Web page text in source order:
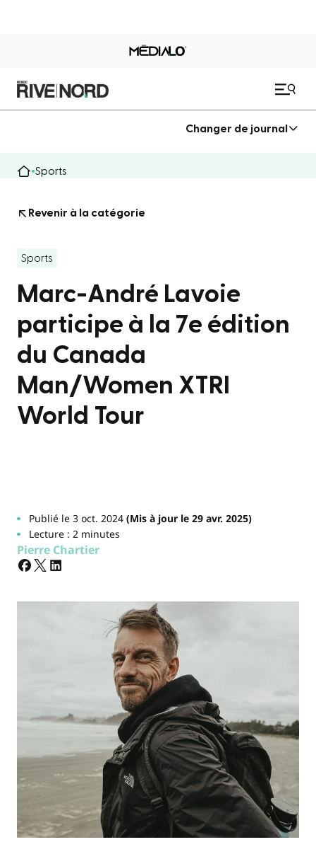
Changer de journal
Sports
Revenir à la catégorie
Sports
Marc-André Lavoie
participe à la 7e édition
du Canada
Man/Women XTRI
World Tour
Publié le 3 oct. 2024(Mis à jour le 29 avr. 2025)
Lecture : 2 minutes
Pierre Chartier